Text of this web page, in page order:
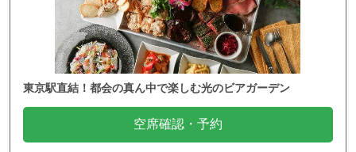
東京駅直結！都会の真ん中で楽しむ光のビアガーデン
空席確認・予約